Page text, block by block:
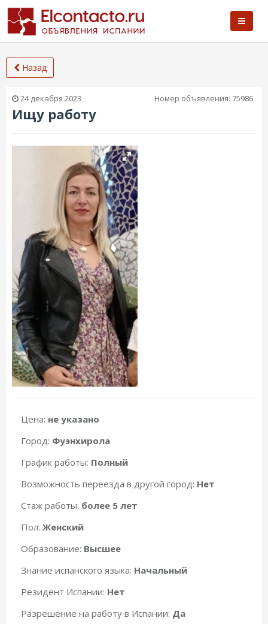
Назад
24 декабря 2023 Номер объявления: 75986
Ищу работу
Цена: не указано
Город: Фуэнхирола
График работы: Полный
Возможность переезда в другой город: Нет
Стаж работы: более 5 лет
Пол: Женский
Образование: Высшее
Знание испанского языка: Начальный
Резидент Испании: Нет
Разрешение на работу в Испании: Да